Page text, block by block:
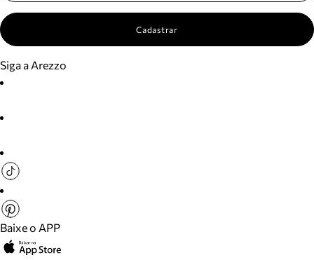
Cadastrar
Siga a Arezzo
Baixe o APP